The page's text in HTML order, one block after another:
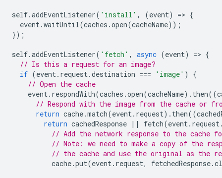
self.addEventListener( 'install' , (event) => {
event.waitUntil(caches .open(cacheName));
});
self.addEventListener( 'fetch' , async (event) => {
// Is this a request for an image?
if (event. request.destination === 'image' )
{
// Open the cache
event. respondWith(caches .open(cacheName). then((
// Respond with the image from the cache or
return cache.match(event. request). then((
return cachedResponse || fetch(event. request
// Add the network response to the
// Note: we need to make a copy of the
// the cache and use the original as the
cache.put(event. request, fetchedResponse.